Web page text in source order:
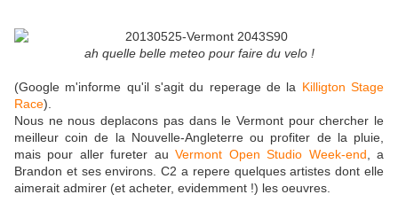
ah quelle belle meteo pour faire du velo !
(Google m'informe qu'il s'agit du reperage de la Killigton Stage
Race).
Nous ne nous deplacons pas dans le Vermont pour chercher le
meilleur coin de la Nouvelle-Angleterre ou profiter de la pluie,
mais pour aller fureter auVermont Open Studio Week-end , a
Brandon et ses environs. C2 a repere quelques artistes dont elle
aimerait admirer (et acheter, evidemment !) les oeuvres.